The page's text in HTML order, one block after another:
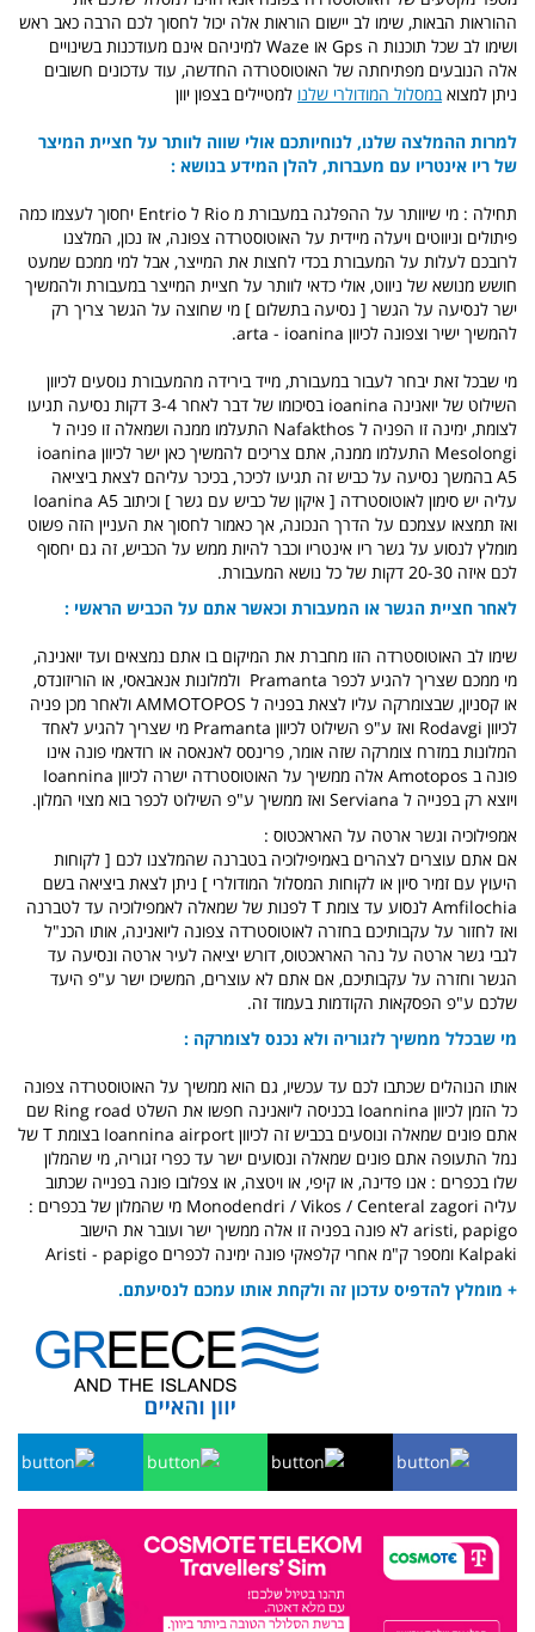
ההוראות הבאות, שימו לב יישום הוראות אלה יכול לחסוך לכם הרבה כאב ראש
ושימו לב שכל תוכנות ה Gps או Waze למיניהם אינם מעודכנות בשינויים
אלה הנובעים מפתיחתה של האוטוסטרדה החדשה, עוד עדכונים חשובים
ניתן למצואבמסלול המודולרי שלנו למטיילים בצפון יוון
למרות ההמלצה שלנו, לנוחיותכם אולי שווה לוותר על חציית המיצר
של ריו אינטריו עם מעברות, להלן המידע בנושא :
תחילה : מי שיוותר על ההפלגה במעבורת מ Rio ל Entrio יחסוך לעצמו כמה
פיתולים וניווטים ויעלה מיידית על האוטוסטרדה צפונה, אז נכון, המלצנו
לרובכם לעלות על המעבורת בכדי לחצות את המייצר, אבל למי ממכם שמעט
חושש מנושא של ניווט, אולי כדאי לוותר על חציית המייצר במעבורת ולהמשיך
ישר לנסיעה על הגשר [ נסיעה בתשלום ] מי שחוצה על הגשר צריך רק
להמשיך ישיר וצפונה לכיוון arta - ioanina.
מי שבכל זאת יבחר לעבור במעבורת, מייד בירידה מהמעבורת נוסעים לכיוון
השילוט של יואנינה ioanina בסיכומו של דבר לאחר 3-4 דקות נסיעה תגיעו
לצומת, ימינה זו הפניה ל Nafakthos התעלמו ממנה ושמאלה זו פניה ל
Mesolongi התעלמו ממנה, אתם צריכים להמשיך כאן ישר לכיוון ioanina
A5 בהמשך נסיעה על כביש זה תגיעו לכיכר, בכיכר עליהם לצאת ביציאה
עליה יש סימון לאוטוסטרדה [ איקון של כביש עם גשר ] וכיתוב Ioanina A5
ואז תמצאו עצמכם על הדרך הנכונה, אך כאמור לחסוך את העניין הזה פשוט
מומלץ לנסוע על גשר ריו אינטריו וכבר להיות ממש על הכביש, זה גם יחסוף
לכם איזה 20-30 דקות של כל נושא המעבורת.
לאחר חציית הגשר או המעבורת וכאשר אתם על הכביש הראשי :
שימו לב האוטוסטרדה הזו מחברת את המיקום בו אתם נמצאים ועד יואנינה,
מי ממכם שצריך להגיע לכפר Pramanta ולמלונות אנאבאסי, או הוריזונדס,
או קסניון, שבצומרקה עליו לצאת בפניה ל AMMOTOPOS ולאחר מכן פניה
לכיוון Rodavgi ואז ע"פ השילוט לכיוון Pramanta מי שצריך להגיע לאחד
המלונות במזרח צומרקה שזה אומר, פרינסס לאנאסה או רודאמי פונה אינו
פונה ב Amotopos אלה ממשיך על האוטוסטרדה ישרה לכיוון Ioannina
ויוצא רק בפנייה ל Serviana ואז ממשיך ע"פ השילוט לכפר בוא מצוי המלון.
אמפילוכיה וגשר ארטה על האראכטוס :
אם אתם עוצרים לצהרים באמיפילוכיה בטברנה שהמלצנו לכם [ לקוחות
היעוץ עם זמיר סיון או לקוחות המסלול המודולרי ] ניתן לצאת ביציאה בשם
Amfilochia לנסוע עד צומת T לפנות של שמאלה לאמפילוכיה עד לטברנה
ואז לחזור על עקבותיכם בחזרה לאוטוסטרדה צפונה ליואנינה, אותו הכנ"ל
לגבי גשר ארטה על נהר האראכטוס, דורש יציאה לעיר ארטה ונסיעה עד
הגשר וחזרה על עקבותיכם, אם אתם לא עוצרים, המשיכו ישר ע"פ היעד
שלכם ע"פ הפסקאות הקודמות בעמוד זה.
מי שבכלל ממשיך לזגוריה ולא נכנס לצומרקה :
אותו הנוהלים שכתבו לכם עד עכשיו, גם הוא ממשיך על האוטוסטרדה צפונה
כל הזמן לכיוון Ioannina בכניסה ליואנינה חפשו את השלט Ring road שם
אתם פונים שמאלה ונוסעים בכביש זה לכיוון Ioannina airport בצומת T של
נמל התעופה אתם פונים שמאלה ונסועים ישר עד כפרי זגוריה, מי שהמלון
שלו בכפרים : אנו פדינה, או קיפי, או ויטצה, או צפלובו פונה בפנייה שכתוב
עליה Monodendri / Vikos / Centeral zagori מי שהמלון של בכפרים :
aristi, papigo לא פונה בפניה זו אלה ממשיך ישר ועובר את הישוב
Kalpaki ומספר ק"מ אחרי קלפאקי פונה ימינה לכפרים Aristi - papigo
+ מומלץ להדפיס עדכון זה ולקחת אותו עמכם לנסיעתם.